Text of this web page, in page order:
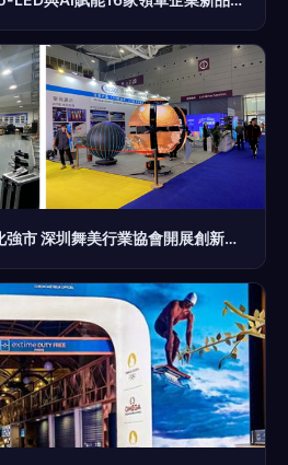
賦能行業升級，助力文化強市 深圳舞美行業協會開展創新服務調研，聚焦LED異型屏發展新路徑